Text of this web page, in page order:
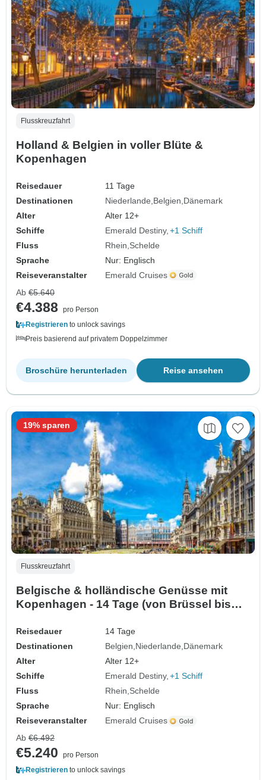
Flusskreuzfahrt
Holland & Belgien in voller Blüte &
Kopenhagen
Reisedauer
11 Tage
Destinationen
Niederlande Belgien Dänemark
Alter
Alter 12+
Schiffe
Emerald Destiny +1 Schiff
Fluss
Rhein Schelde
Sprache
Nur: Englisch
Reiseveranstalter
Emerald Cruises
Ab €5.640
€4.388
pro Person
Registrieren to unlock savings
Preis basierend auf privatem Doppelzimmer
Reise ansehen
Broschüre herunterladen
Flusskreuzfahrt
Belgische & holländische Genüsse mit
Kopenhagen - 14 Tage (von Brüssel bis
Reisedauer
14 Tage
Destinationen
Belgien Niederlande Dänemark
Alter
Alter 12+
Schiffe
Emerald Destiny +1 Schiff
Fluss
Rhein Schelde
Sprache
Nur: Englisch
Reiseveranstalter
Emerald Cruises
19% sparen
Ab €6.492
€5.240
pro Person
Registrieren to unlock savings